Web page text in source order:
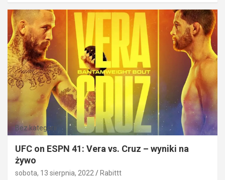
Bez kategorii
UFC on ESPN 41: Vera vs. Cruz – wyniki na
żywo
sobota, 13 sierpnia, 2022 Rabittt